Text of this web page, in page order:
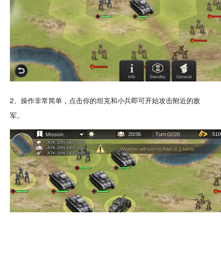
2、操作非常简单 ，点击你的坦克和小兵即可开始攻击附近的敌
军。